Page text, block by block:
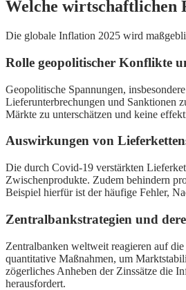
Welche wirtschaftlichen
Die globale Inflation 2025 wird
Rolle geopolitischer Konflikte
Geopolitische Spannungen,
Lieferunterbrechungen und Sanktionen
Märkte zu unterschätzen und keine
Auswirkungen von
Die durch Covid-19 verstärkten
Zwischenprodukte. Zudem behindern
Beispiel hierfür ist der häufige Fehler,
Zentralbankstrategien und
Zentralbanken weltweit reagieren auf
quantitative Maßnahmen, um
zögerliches Anheben der Zinssätze die
herausfordert.